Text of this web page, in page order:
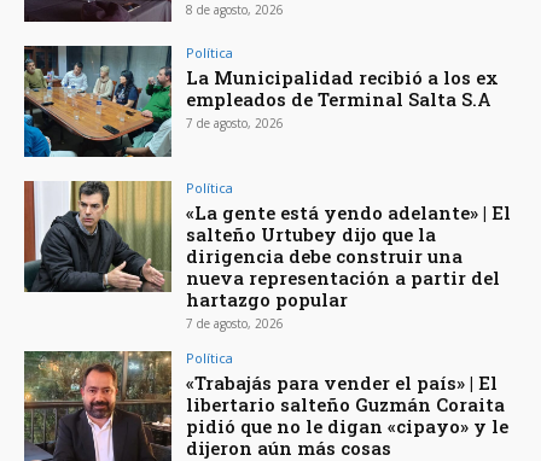
8 de agosto, 2026
Política
La Municipalidad recibió a los ex
empleados de Terminal Salta S.A
7 de agosto, 2026
Política
«La gente está yendo adelante» | El
salteño Urtubey dijo que la
dirigencia debe construir una
nueva representación a partir del
hartazgo popular
7 de agosto, 2026
Política
«Trabajás para vender el país» | El
libertario salteño Guzmán Coraita
pidió que no le digan «cipayo» y le
dijeron aún más cosas